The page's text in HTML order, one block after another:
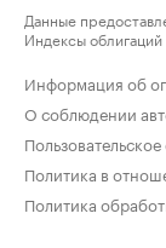
Данные
Индексы
Информация об
О соблюдении
Политика в
Политика